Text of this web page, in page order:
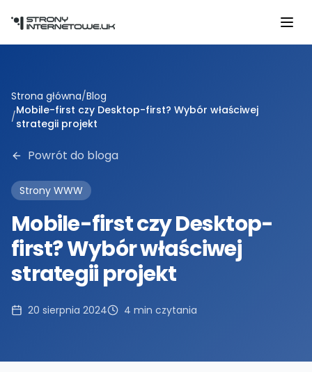
Strona główna/Blog
/Mobile-first czy Desktop-first? Wybór właściwej
strategii projekt
Powrót do bloga
Strony WWW
Mobile-first czy Desktop-
first? Wybór właściwej
strategii projekt
20 sierpnia 2024 4 min czytania